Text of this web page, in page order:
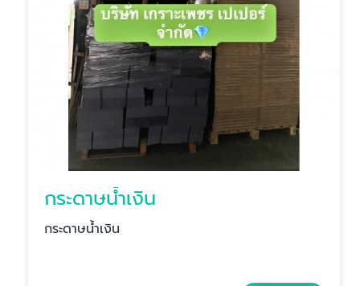
กระดาษน้ำเงิน
กระดาษน้ำเงิน